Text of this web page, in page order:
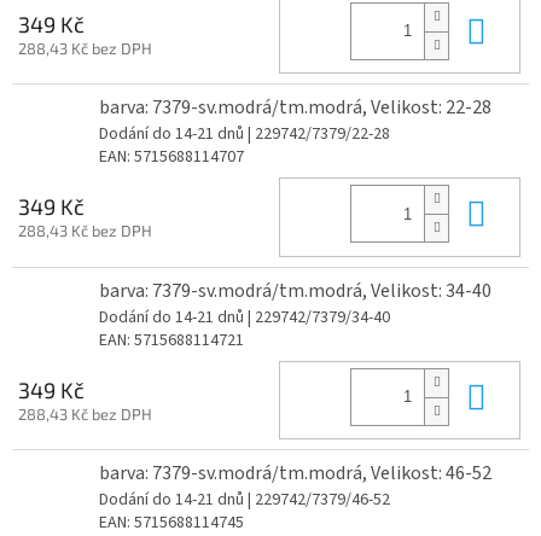
349 Kč
288,43 Kč bez DPH
barva: 7379-sv.modrá/tm.modrá, Velikost: 22-28
Dodání do 14-21 dnů | 229742/7379/22-28
EAN: 5715688114707
349 Kč
288,43 Kč bez DPH
barva: 7379-sv.modrá/tm.modrá, Velikost: 34-40
Dodání do 14-21 dnů | 229742/7379/34-40
EAN: 5715688114721
349 Kč
288,43 Kč bez DPH
barva: 7379-sv.modrá/tm.modrá, Velikost: 46-52
Dodání do 14-21 dnů | 229742/7379/46-52
EAN: 5715688114745